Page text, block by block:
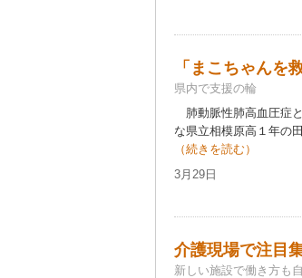
「まこちゃんを
県内で支援の輪
肺動脈性肺高血圧症
な県立相模原高１年の
（続きを読む）
3月29日
介護現場で注目
新しい施設で働き方も